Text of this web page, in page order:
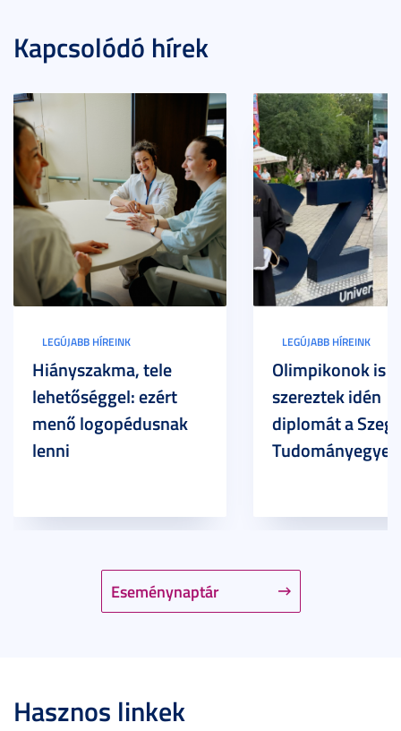
Kapcsolódó hírek
Eseménynaptár
LEGÚJABB HÍREINK
Hiányszakma, tele
lehetőséggel: ezért
menő logopédusnak
lenni
LEGÚJABB HÍREINK
Olimpikonok is
szereztek idén
diplomát a
Hasznos linkek